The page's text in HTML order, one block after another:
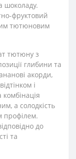
шоколаду.
фруктовий
тютюновим
тютюну з
глибини та
акорди,
і
а солодкість
профілем.
до
та